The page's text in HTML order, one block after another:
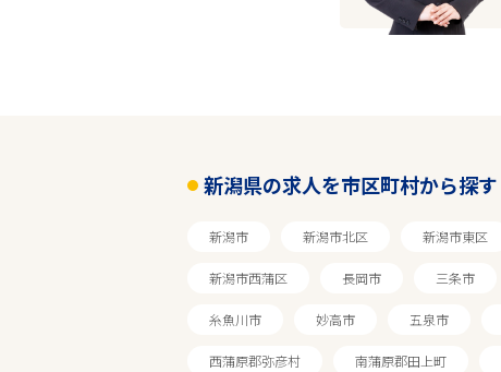
エリアで探す
胎内市
雇用形態
新潟県の求人を市区町村から探す
新潟市 新潟市北区 新潟市東区
新潟市西蒲区 長岡市 三条市
糸魚川市 妙高市 五泉市
西蒲原郡弥彦村 南蒲原郡田上町